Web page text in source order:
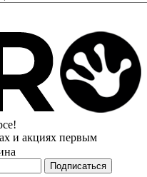
и акциях первым